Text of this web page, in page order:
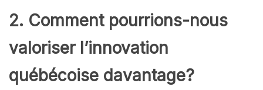
2. Comment pourrions-nous
valoriser l’innovation
québécoise davantage?